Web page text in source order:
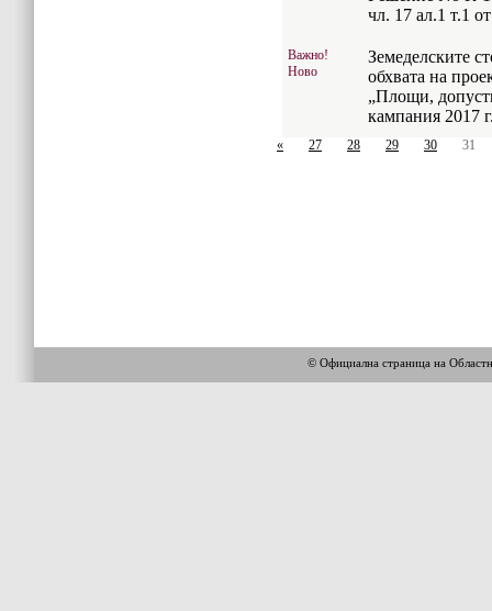
чл. 17 ал.1 т.1
Важно!
Ново
Земеделските
обхвата на
„Площи,
кампания 2017
« 27 28 29 30 31
© Официална страница на